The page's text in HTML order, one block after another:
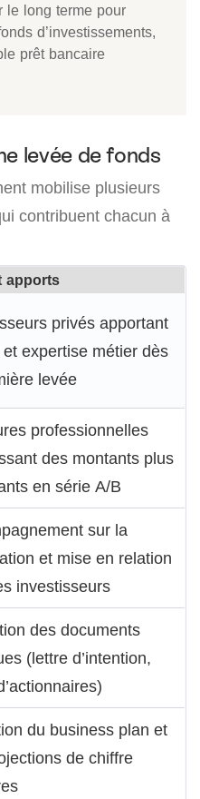
le long terme pour
d’investissements,
prêt bancaire
levée de fonds
mobilise plusieurs
contribuent chacun à
apports
privés apportant
expertise métier dès
levée
professionnelles
des montants plus
en série A/B
sur la
et mise en relation
investisseurs
des documents
(lettre d’intention,
du business plan et
de chiffre